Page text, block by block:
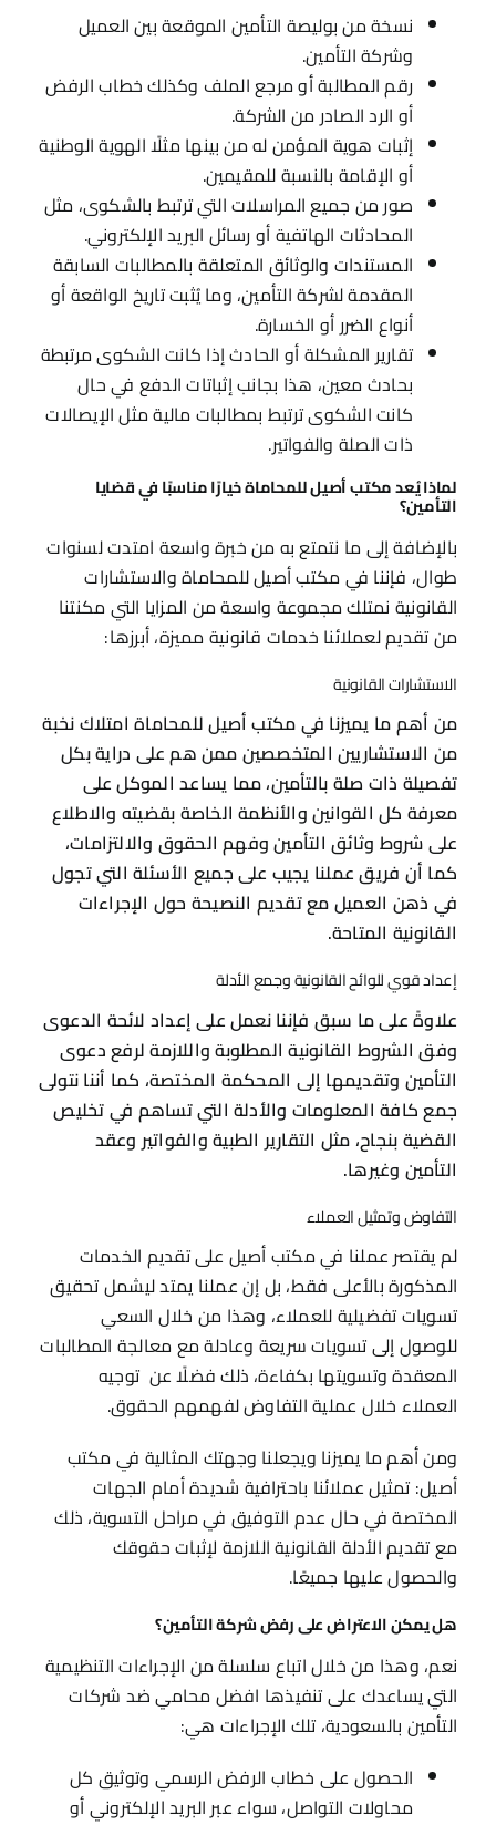
نسخة من بوليصة التأمين الموقعة بين العميل
وشركة التأمين.
رقم المطالبة أو مرجع الملف وكذلك خطاب الرفض
أو الرد الصادر من الشركة.
إثبات هوية المؤمن له من بينها مثلًا الهوية الوطنية
أو الإقامة بالنسبة للمقيمين.
صور من جميع المراسلات التي ترتبط بالشكوى، مثل
المحادثات الهاتفية أو رسائل البريد الإلكتروني.
المستندات والوثائق المتعلقة بالمطالبات السابقة
المقدمة لشركة التأمين، وما يُثبت تاريخ الواقعة أو
أنواع الضرر أو الخسارة.
تقارير المشكلة أو الحادث إذا كانت الشكوى مرتبطة
بحادث معين، هذا بجانب إثباتات الدفع في حال
كانت الشكوى ترتبط بمطالبات مالية مثل الإيصالات
ذات الصلة والفواتير.
لماذا يُعد مكتب أصيل للمحاماة خيارًا مناسبًا في قضايا
التأمين؟
بالإضافة إلى ما نتمتع به من خبرة واسعة امتدت لسنوات
طوال، فإننا في مكتب أصيل للمحاماة والاستشارات
القانونية نمتلك مجموعة واسعة من المزايا التي مكنتنا
من تقديم لعملائنا خدمات قانونية مميزة، أبرزها:
الاستشارات القانونية
من أهم ما يميزنا في مكتب أصيل للمحاماة امتلاك نخبة
من الاستشاريين المتخصصين ممن هم على دراية بكل
تفصيلة ذات صلة بالتأمين، مما يساعد الموكل على
معرفة كل القوانين والأنظمة الخاصة بقضيته والاطلاع
على شروط وثائق التأمين وفهم الحقوق والالتزامات،
كما أن فريق عملنا يجيب على جميع الأسئلة التي تجول
في ذهن العميل مع تقديم النصيحة حول الإجراءات
القانونية المتاحة.
إعداد قوي للوائح القانونية وجمع الأدلة
علاوةً على ما سبق فإننا نعمل على إعداد لائحة الدعوى
وفق الشروط القانونية المطلوبة واللازمة لرفع دعوى
التأمين وتقديمها إلى المحكمة المختصة، كما أننا نتولى
جمع كافة المعلومات والأدلة التي تساهم في تخليص
القضية بنجاح، مثل التقارير الطبية والفواتير وعقد
التأمين وغيرها.
التفاوض وتمثيل العملاء
لم يقتصر عملنا في مكتب أصيل على تقديم الخدمات
المذكورة بالأعلى فقط، بل إن عملنا يمتد ليشمل تحقيق
تسويات تفضيلية للعملاء، وهذا من خلال السعي
للوصول إلى تسويات سريعة وعادلة مع معالجة المطالبات
المعقدة وتسويتها بكفاءة، ذلك فضلًا عن توجيه
العملاء خلال عملية التفاوض لفهمهم الحقوق.
ومن أهم ما يميزنا ويجعلنا وجهتك المثالية في مكتب
أصيل: تمثيل عملائنا باحترافية شديدة أمام الجهات
المختصة في حال عدم التوفيق في مراحل التسوية، ذلك
مع تقديم الأدلة القانونية اللازمة لإثبات حقوقك
والحصول عليها جميعًا.
هل يمكن الاعتراض على رفض شركة التأمين؟
نعم، وهذا من خلال اتباع سلسلة من الإجراءات التنظيمية
التي يساعدك على تنفيذها افضل محامي ضد شركات
التأمين بالسعودية، تلك الإجراءات هي:
الحصول على خطاب الرفض الرسمي وتوثيق كل
محاولات التواصل، سواء عبر البريد الإلكتروني أو